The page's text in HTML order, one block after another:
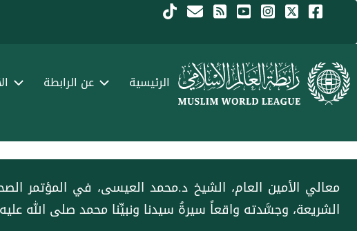
تجاوز إلى المحتوى الرئيسي
Menu Arabic الرئيسية عن الرابطة
معالي الأمين العام، الشيخ د.⁧‫محمد العيسى‬⁩، في المؤتمر
الشريعة، وجسَّدته واقعاً سيرةُ سيدنا ونبيِّنا محمد صلى الله